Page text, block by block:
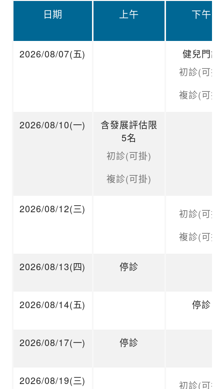
日期 上午 下午
2026/08/07(五)
健兒門診
初診(可掛)
複診(可掛)
2026/08/10(一)
含發展評估限
5名
初診(可掛)
複診(可掛)
2026/08/12(三)
初診(可掛)
複診(可掛)
2026/08/13(四) 停診
2026/08/14(五) 停診
2026/08/17(一) 停診
2026/08/19(三)
初診(可掛)